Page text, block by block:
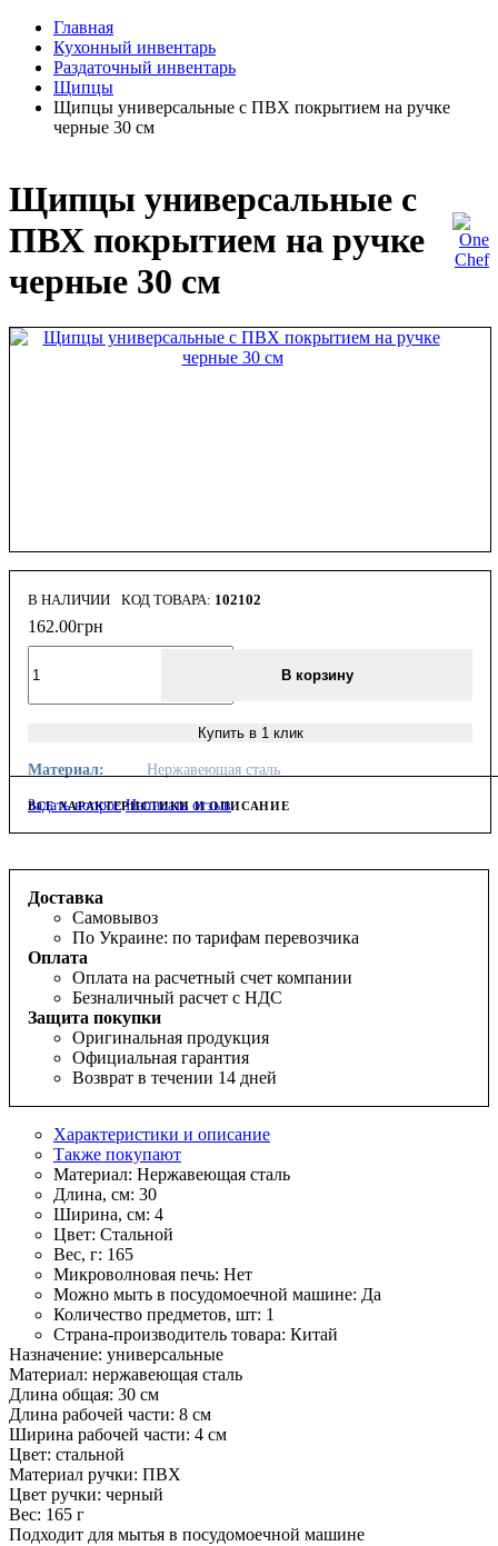
Главная
Кухонный инвентарь
Раздаточный инвентарь
Щипцы
Щипцы универсальные с ПВХ покрытием на ручке
черные 30 см
Щипцы универсальные с
ПВХ покрытием на ручке
черные 30 см
В НАЛИЧИИ 102102
162.00грн
В корзину
Купить в 1 клик
Материал: Нержавеющая сталь
ВСЕ ХАРАКТЕРИСТИКИ И ОПИСАНИЕ
Задать вопрос Написать отзыв
Характеристики и описание
Также покупают
Материал: Нержавеющая сталь
Длина, см: 30
Ширина, см: 4
Цвет: Стальной
Вес, г: 165
Микроволновая печь: Нет
Можно мыть в посудомоечной машине: Да
Количество предметов, шт: 1
Страна-производитель товара: Китай
Назначение: универсальные
Материал: нержавеющая сталь
Длина общая: 30 см
Длина рабочей части: 8 см
Ширина рабочей части: 4 см
Цвет: стальной
Материал ручки: ПВХ
Цвет ручки: черный
Вес: 165 г
Подходит для мытья в посудомоечной машине
Доставка
Самовывоз
По Украине: по тарифам перевозчика
Оплата
Оплата на расчетный счет компании
Безналичный расчет с НДС
Защита покупки
Оригинальная продукция
Официальная гарантия
Возврат в течении 14 дней